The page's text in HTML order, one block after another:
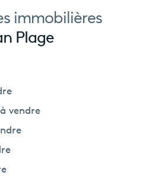
immobilières
Plage
vendre